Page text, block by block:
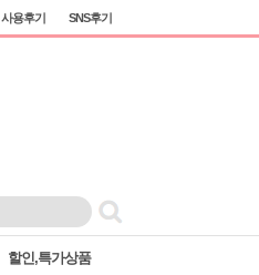
사용후기 SNS후기
할인,특가상품